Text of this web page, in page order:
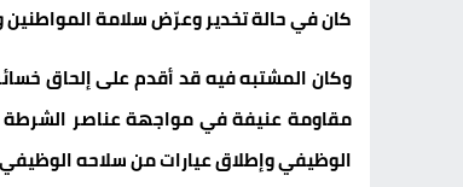
كان في حالة تخدير وعرّض سلامة
وكان المشتبه فيه قد أقدم على إلحاق خسائر
مقاومة عنيفة في مواجهة عناصر الشرطة
الوظيفي وإطلاق عيارات من سلاحه